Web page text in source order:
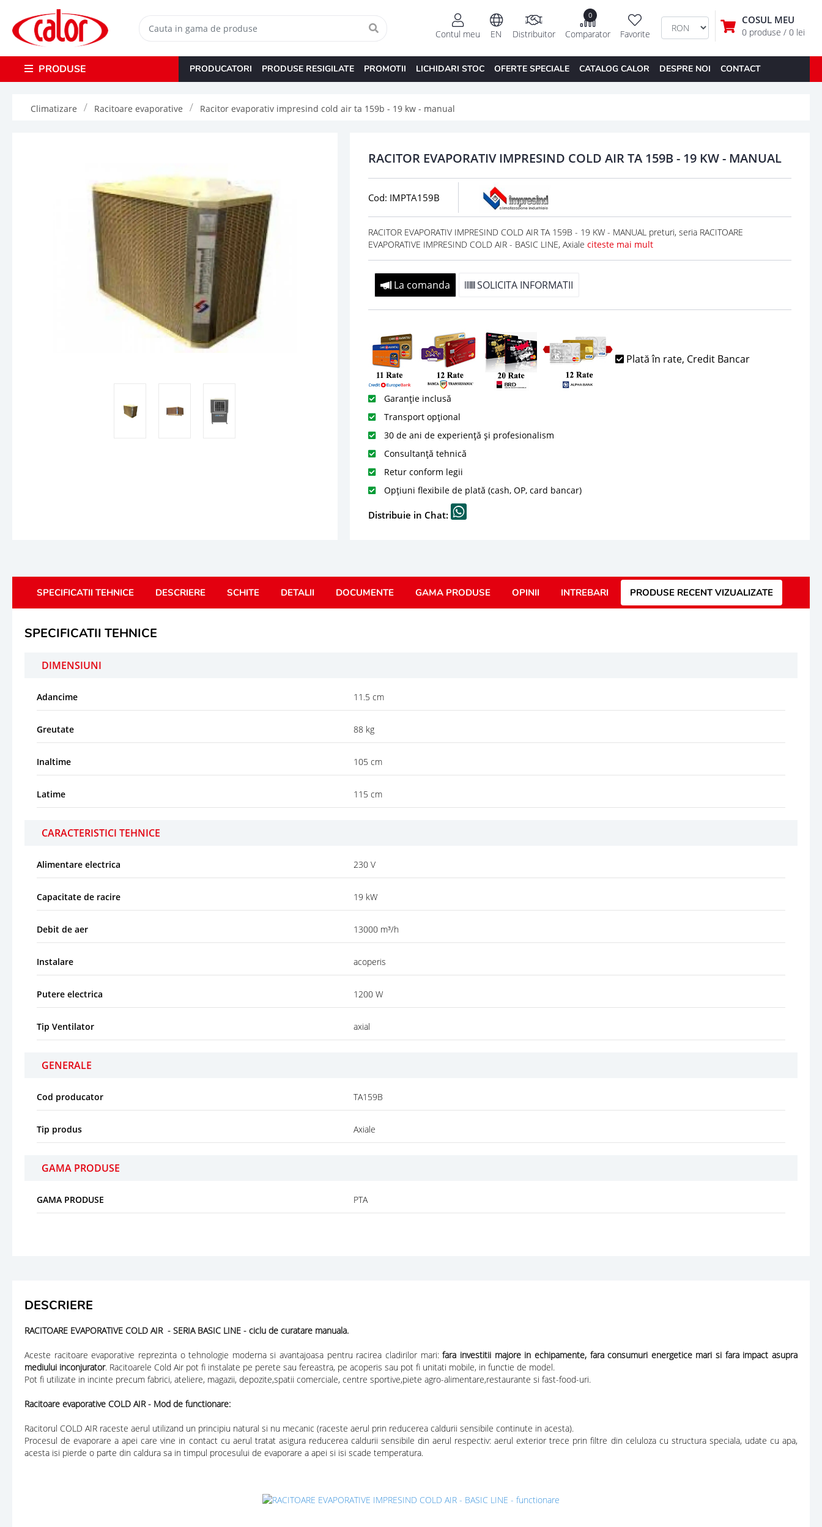
COSUL MEU
0 produse / 0 lei
Favorite
0
Comparator
Distribuitor
EN
Contul meu
PRODUSE PRODUCATORI PRODUSE RESIGILATE PROMOTII LICHIDARI STOC OFERTE SPECIALE CATALOG CALOR DESPRE NOI CONTACT
Climatizare Racitoare evaporative Racitor evaporativ impresind cold air ta 159b - 19 kw - manual
RACITOR EVAPORATIV IMPRESIND COLD AIR TA 159B - 19 KW - MANUAL
Cod: IMPTA159B
RACITOR EVAPORATIV IMPRESIND COLD AIR TA 159B - 19 KW - MANUAL preturi, seria RACITOARE
EVAPORATIVE IMPRESIND COLD AIR - BASIC LINE, Axiale citeste mai mult
La comanda SOLICITA INFORMATII
Plată în rate, Credit Bancar
Garanție inclusă
Transport opțional
30 de ani de experiență și profesionalism
Consultanță tehnică
Retur conform legii
Opțiuni flexibile de plată (cash, OP, card bancar)
Distribuie in Chat:
SPECIFICATII TEHNICE DESCRIERE SCHITE DETALII DOCUMENTE GAMA PRODUSE OPINII INTREBARI PRODUSE RECENT VIZUALIZATE
SPECIFICATII TEHNICE
DIMENSIUNI
Adancime 11.5 cm
Greutate 88 kg
Inaltime 105 cm
Latime 115 cm
CARACTERISTICI TEHNICE
Alimentare electrica 230 V
Capacitate de racire 19 kW
Debit de aer 13000 m³/h
Instalare acoperis
Putere electrica 1200 W
Tip Ventilator axial
GENERALE
Cod producator TA159B
Tip produs Axiale
GAMA PRODUSE
GAMA PRODUSE PTA
DESCRIERE
RACITOARE EVAPORATIVE COLD AIR - SERIA BASIC LINE - ciclu de curatare manuala.
Aceste racitoare evaporative reprezinta o tehnologie moderna si avantajoasa pentru racirea cladirilor mari:fara investitii majore in echipamente, fara consumuri energetice mari si fara impact asupra
mediului inconjurator. Racitoarele Cold Air pot fi instalate pe perete sau fereastra, pe acoperis sau pot fi unitati mobile, in functie de model.
Pot fi utilizate in incinte precum fabrici, ateliere, magazii, depozite,spatii comerciale, centre sportive,piete agro-alimentare,restaurante si fast-food-uri.
Racitoare evaporative COLD AIR - Mod de functionare:
Racitorul COLD AIR raceste aerul utilizand un principiu natural si nu mecanic (raceste aerul prin reducerea caldurii sensibile continute in acesta).
Procesul de evaporare a apei care vine in contact cu aerul tratat asigura reducerea caldurii sensibile din aerul respectiv: aerul exterior trece prin filtre din celuloza cu structura speciala, udate cu apa,
acesta isi pierde o parte din caldura sa in timpul procesului de evaporare a apei si isi scade temperatura.